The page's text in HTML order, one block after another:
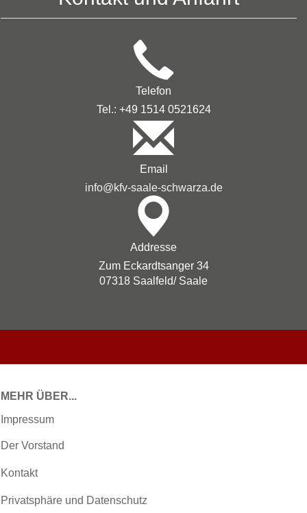
Telefon
Tel.: +49 1514 0521624
Email
info@kfv-saale-schwarza.de
Addresse
Zum Eckardtsanger 34
07318 Saalfeld/ Saale
MEHR ÜBER...
Impressum
Der Vorstand
Kontakt
Privatsphäre und Datenschutz